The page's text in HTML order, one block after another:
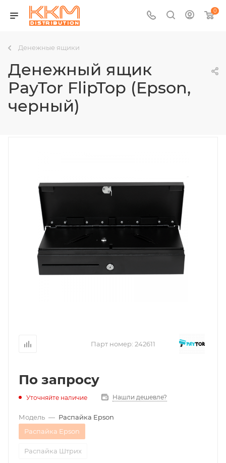
0
Денежные ящики
Денежный ящик
PayTor FlipTop (Epson,
черный)
Парт номер: 242611
По запросу
Уточняйте наличие Нашли дешевле?
Модель — Распайка Epson
Распайка Epson
Распайка Штрих